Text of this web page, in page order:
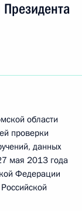
области
проверки
данных
мая 2013 года
Федерации